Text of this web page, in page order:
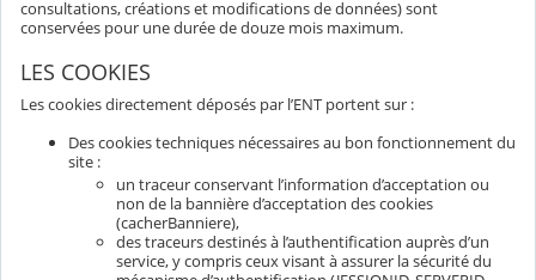
consultations, créations et modifications de données) sont
conservées pour une durée de douze mois maximum.
LES COOKIES
Les cookies directement déposés par l’ENT portent sur :
Des cookies techniques nécessaires au bon fonctionnement du
site :
un traceur conservant l’information d’acceptation ou
non de la bannière d’acceptation des cookies
(cacherBanniere),
des traceurs destinés à l’authentification auprès d’un
service, y compris ceux visant à assurer la sécurité du